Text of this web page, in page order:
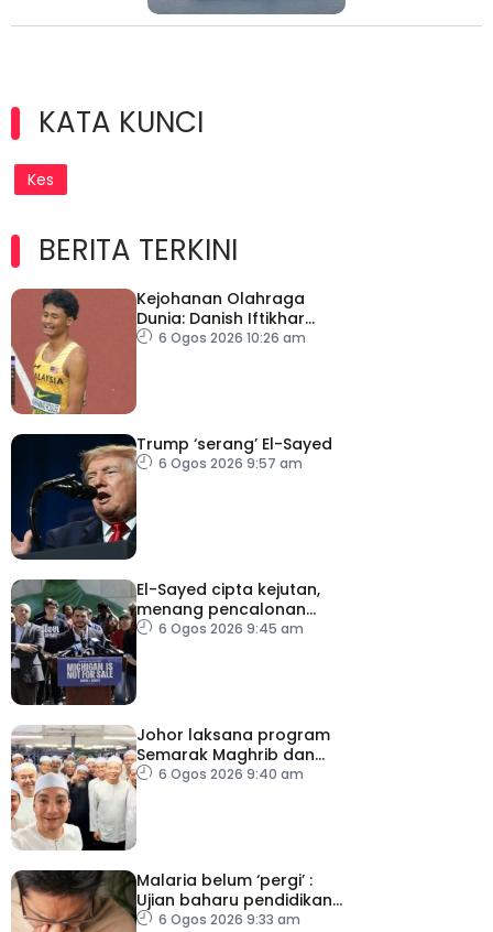
KATA KUNCI
Kes
BERITA TERKINI
Kejohanan Olahraga
Dunia: Danish Iftikhar
cipta sejarah mara ke
6 Ogos 2026 10:26 am
Trump ‘serang’ El-Sayed
6 Ogos 2026 9:57 am
El-Sayed cipta kejutan,
menang pencalonan
Senat AS di Michigan
6 Ogos 2026 9:45 am
Johor laksana program
Semarak Maghrib dan
Isyak perkasa solat
6 Ogos 2026 9:40 am
Malaria belum ‘pergi’ :
Ujian baharu pendidikan
perubatan dan sistem
6 Ogos 2026 9:33 am